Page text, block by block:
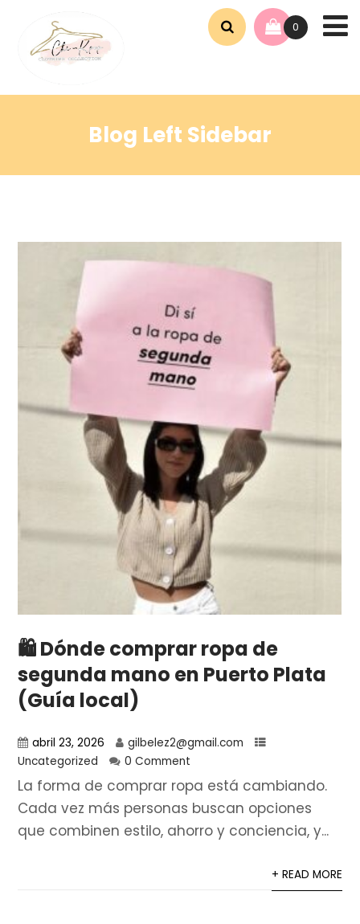
0
Blog Left Sidebar
🛍️ Dónde comprar ropa de
segunda mano en Puerto Plata
(Guía local)
abril 23, 2026
gilbelez2@gmail.com
Uncategorized
0 Comment
La forma de comprar ropa está cambiando.
Cada vez más personas buscan opciones
que combinen estilo, ahorro y conciencia, y...
+ READ MORE